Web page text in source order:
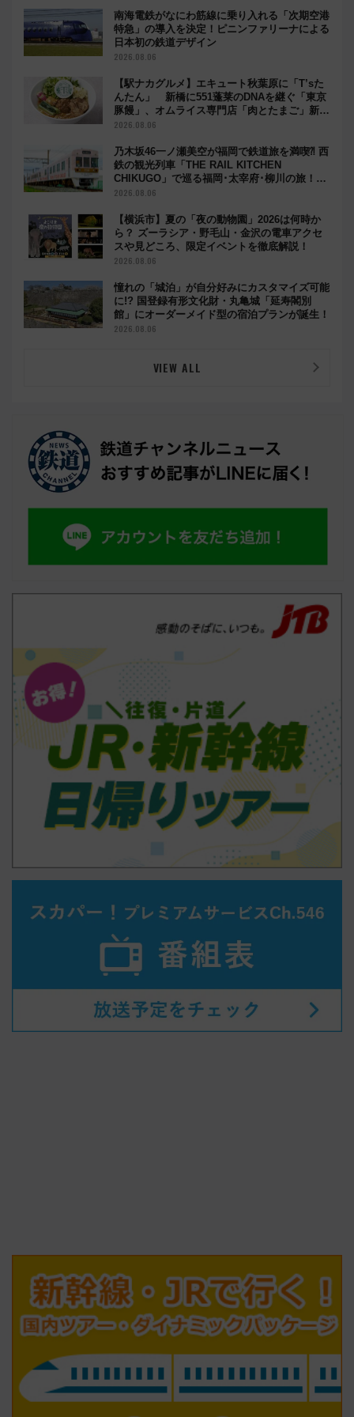
南海電鉄がなにわ筋線に乗り入れる「次期空港
特急」の導入を決定！ピニンファリーナによる
日本初の鉄道デザイン
2026.08.06
【駅ナカグルメ】エキュート秋葉原に「T’sた
んたん」 新橋に551蓬莱のDNAを継ぐ「東京
豚饅」、オムライス専門店「肉とたまご」新グ
ルメ続々登場！【2026年8月】
2026.08.06
乃木坂46一ノ瀬美空が福岡で鉄道旅を満喫⁈ 西
鉄の観光列車「THE RAIL KITCHEN
CHIKUGO」で巡る福岡･太宰府･柳川の旅！
YouTubeが公開に
2026.08.06
【横浜市】夏の「夜の動物園」2026は何時か
ら？ ズーラシア・野毛山・金沢の電車アクセ
スや見どころ、限定イベントを徹底解説！
2026.08.06
憧れの「城泊」が自分好みにカスタマイズ可能
に!? 国登録有形文化財・丸亀城「延寿閣別
館」にオーダーメイド型の宿泊プランが誕生！
2026.08.06
VIEW ALL